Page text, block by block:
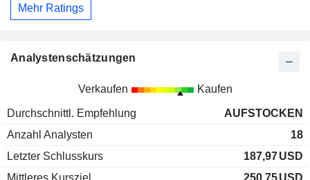
Mehr Ratings
Analystenschätzungen
Verkaufen Kaufen
Durchschnittl. Empfehlung
AUFSTOCKEN
Anzahl Analysten
18
Letzter Schlusskurs
187,97USD